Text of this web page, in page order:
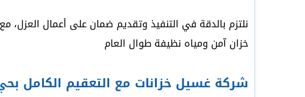
نلتزم بالدقة في التنفيذ وتقديم ضمان على أعمال
خزان آمن ومياه نظيفة طوال العام
شركة غسيل خزانات مع التعقيم الكامل